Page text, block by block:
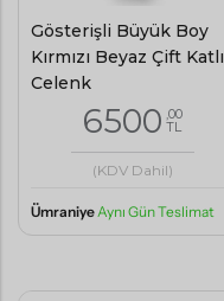
Gösterişli Büyük Boy
Kırmızı Beyaz Çift Katlı
Çelenk
6500 ,00
TL
(KDV Dahil)
ÜmraniyeAynı Gün Teslimat